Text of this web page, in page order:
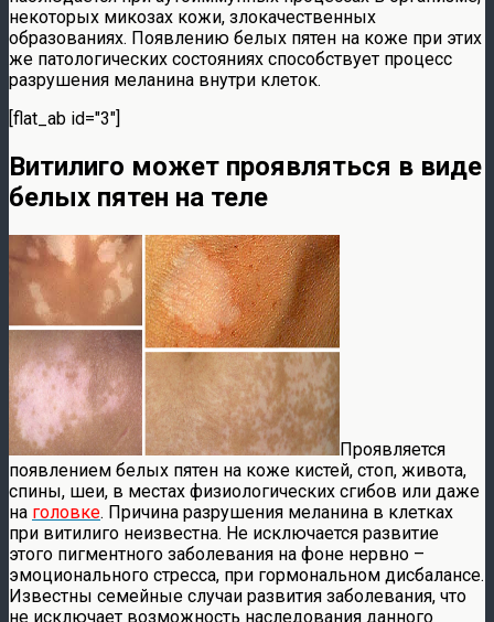
некоторых микозах кожи, злокачественных
образованиях. Появлению белых пятен на коже при этих
же патологических состояниях способствует процесс
разрушения меланина внутри клеток.
[flat_ab id="3"]
Витилиго может проявляться в виде
белых пятен на теле
Проявляется
появлением белых пятен на коже кистей, стоп, живота,
спины, шеи, в местах физиологических сгибов или даже
на головке. Причина разрушения меланина в клетках
при витилиго неизвестна. Не исключается развитие
этого пигментного заболевания на фоне нервно –
эмоционального стресса, при гормональном дисбалансе.
Известны семейные случаи развития заболевания, что
не исключает возможность наследования данного